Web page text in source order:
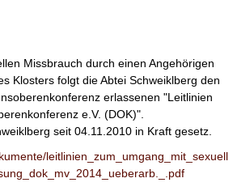
Missbrauch durch einen Angehörigen
Klosters folgt die Abtei Schweiklberg den
erlassenen "Leitlinien
e.V. (DOK)".
seit 04.11.2010 in Kraft gesetz.
leitlinien_zum_umgang_mit_sexuell